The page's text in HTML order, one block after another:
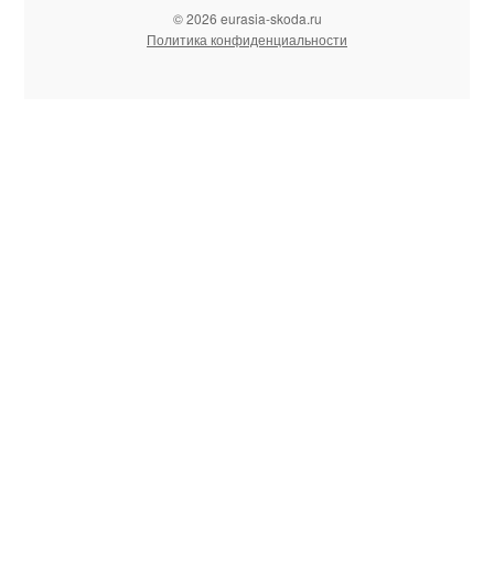
© 2026 eurasia-skoda.ru
Политика конфиденциальности